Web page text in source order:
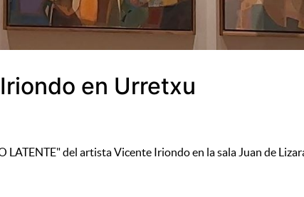
en Urretxu
del artista Vicente Iriondo en la sala Juan de